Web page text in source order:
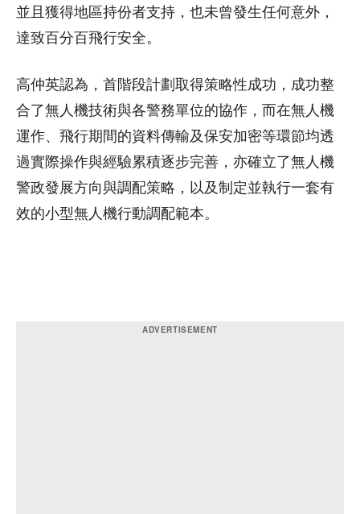
並且獲得地區持份者支持，也未曾發生任何意外，
達致百分百飛行安全。
高仲英認為，首階段計劃取得策略性成功，成功整
合了無人機技術與各警務單位的協作，而在無人機
運作、飛行期間的資料傳輸及保安加密等環節均透
過實際操作與經驗累積逐步完善，亦確立了無人機
警政發展方向與調配策略，以及制定並執行一套有
效的小型無人機行動調配範本。